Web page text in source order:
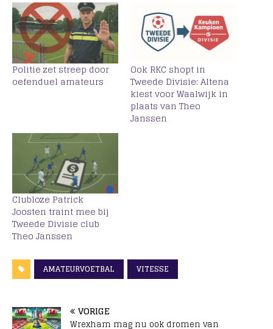
Politie zet streep door
oefenduel amateurs
Ook RKC shopt in
Tweede Divisie: Altena
kiest voor Waalwijk in
plaats van Theo
Janssen
Clubloze Patrick
Joosten traint mee bij
Tweede Divisie club
Theo Janssen
AMATEURVOETBAL VITESSE
VORIGE
Wrexham mag nu ook dromen van